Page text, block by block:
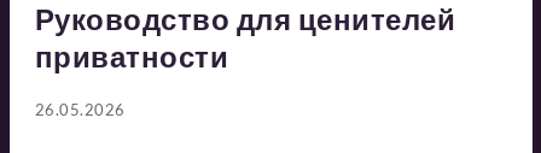
Руководство для ценителей
приватности
26.05.2026